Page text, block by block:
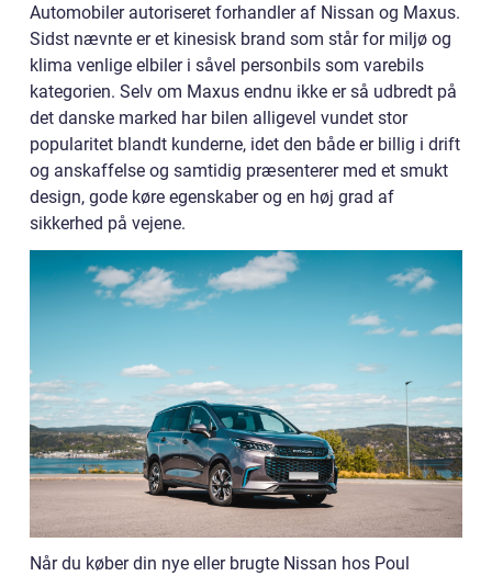
Automobiler autoriseret forhandler af Nissan og Maxus.
Sidst nævnte er et kinesisk brand som står for miljø og
klima venlige elbiler i såvel personbils som varebils
kategorien. Selv om Maxus endnu ikke er så udbredt på
det danske marked har bilen alligevel vundet stor
popularitet blandt kunderne, idet den både er billig i drift
og anskaffelse og samtidig præsenterer med et smukt
design, gode køre egenskaber og en høj grad af
sikkerhed på vejene.
Når du køber din nye eller brugte Nissan hos Poul